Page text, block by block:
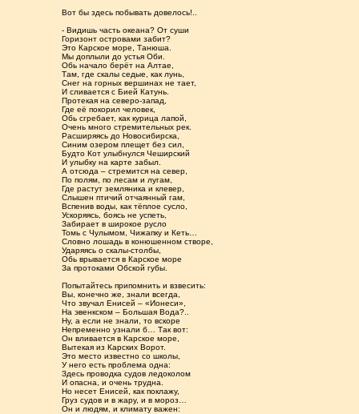
Вот бы здесь побывать довелось!..
- Видишь часть океана? От суши
Горизонт островами забит?
Это Карское море, Танюша.
Мы доплыли до устья Оби.
Обь начало берёт на Алтае,
Там, где скалы седые, как лунь,
Снег на горных вершинах не тает,
И сливается с Бией Катунь.
Протекая на северо-запад,
Где её покорил человек,
Обь сгребает, как курица лапой,
Очень много стремительных рек.
Расширяясь до Новосибирска,
Синим озером плещет без сил,
Будто Кот улыбнулся Чеширский
И улыбку на карте забыл.
А отсюда – стремится на север,
По полям, по лесам и лугам,
Где растут земляника и клевер,
Слышен птичий отчаянный гам,
Вспенив воды, как тёплое сусло,
Ускоряясь, боясь не успеть,
Забирает в широкое русло
Томь с Чулымом, Чижапку и Кеть…
Словно лошадь в конюшенном створе,
Ударяясь о скалы-столбы,
Обь врывается в Карское море
За протоками Обской губы.
Попытайтесь припомнить и взвесить:
Вы, конечно же, знали всегда,
Что звучал Енисей – «Ионеси»,
На эвенкском – Большая Вода?..
Ну, а если не знали, то вскоре
Непременно узнали б… Так вот:
Он вливается в Карское море,
Вытекая из Карских Ворот.
Это место известно со школы,
У него есть проблема одна:
Здесь проводка судов ледоколом
И опасна, и очень трудна.
Но несет Енисей, как поклажу,
Груз судов и в жару, и в мороз…
Он и людям, и климату важен: